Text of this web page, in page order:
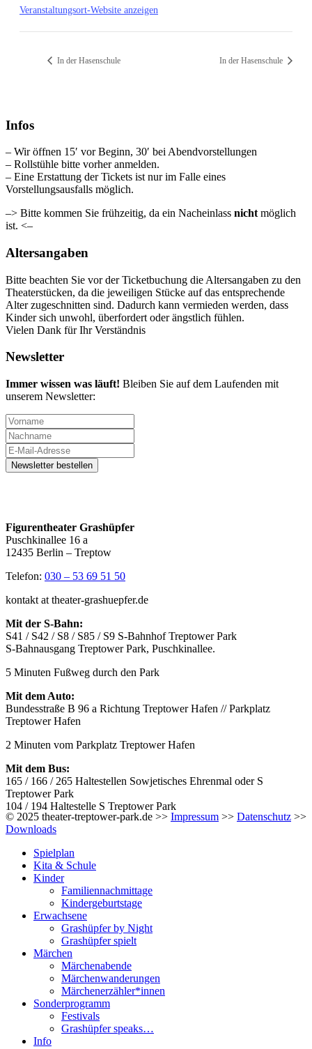
Veranstaltungsort-Website anzeigen
In der Hasenschule In der Hasenschule
Infos
– Wir öffnen 15′ vor Beginn, 30′ bei Abendvorstellungen
– Rollstühle bitte vorher anmelden.
– Eine Erstattung der Tickets ist nur im Falle eines
Vorstellungsausfalls möglich.
–> Bitte kommen Sie frühzeitig, da ein Nacheinlass nicht möglich
ist. <–
Altersangaben
Bitte beachten Sie vor der Ticketbuchung die Altersangaben zu den
Theaterstücken, da die jeweiligen Stücke auf das entsprechende
Alter zugeschnitten sind. Dadurch kann vermieden werden, dass
Kinder sich unwohl, überfordert oder ängstlich fühlen.
Vielen Dank für Ihr Verständnis
Newsletter
Immer wissen was läuft! Bleiben Sie auf dem Laufenden mit
unserem Newsletter:
Figurentheater Grashüpfer
Puschkinallee 16 a
12435 Berlin – Treptow
Telefon: 030 – 53 69 51 50
kontakt at theater-grashuepfer.de
Mit der S-Bahn:
S41 / S42 / S8 / S85 / S9 S-Bahnhof Treptower Park
S-Bahnausgang Treptower Park, Puschkinallee.
5 Minuten Fußweg durch den Park
Mit dem Auto:
Bundesstraße B 96 a Richtung Treptower Hafen // Parkplatz
Treptower Hafen
2 Minuten vom Parkplatz Treptower Hafen
Mit dem Bus:
165 / 166 / 265 Haltestellen Sowjetisches Ehrenmal oder S
Treptower Park
104 / 194 Haltestelle S Treptower Park
© 2025 theater-treptower-park.de >> Impressum >> Datenschutz >>
Downloads
Spielplan
Kita & Schule
Kinder
Familiennachmittage
Kindergeburtstage
Erwachsene
Grashüpfer by Night
Grashüpfer spielt
Märchen
Märchenabende
Märchenwanderungen
Märchenerzähler*innen
Sonderprogramm
Festivals
Grashüpfer speaks…
Info